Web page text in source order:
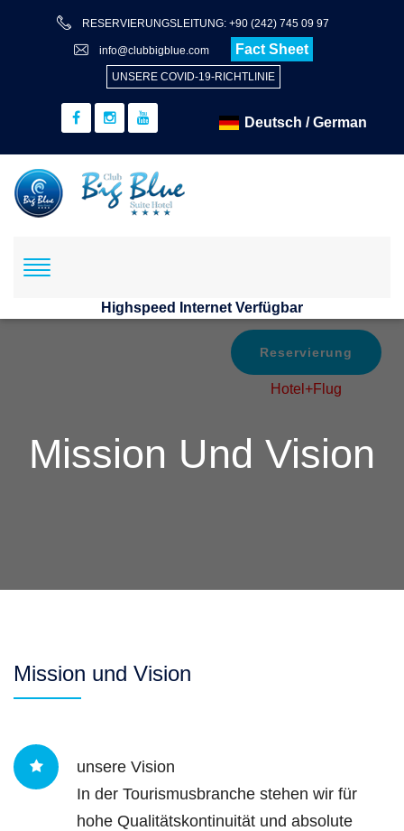
RESERVIERUNGSLEITUNG: +90 (242) 745 09 97
info@clubbigblue.com Fact Sheet
UNSERE COVID-19-RICHTLINIE
Highspeed Internet Verfügbar
Reservierung
Hotel+Flug
Mission Und Vision
Mission und Vision
unsere Vision
In der Tourismusbranche stehen wir für
hohe Qualitätskontinuität und absolute